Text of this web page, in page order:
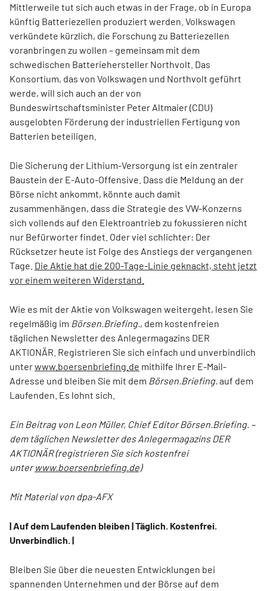
Mittlerweile tut sich auch etwas in der Frage, ob in Europa
künftig Batteriezellen produziert werden. Volkswagen
verkündete kürzlich, die Forschung zu Batteriezellen
voranbringen zu wollen – gemeinsam mit dem
schwedischen Batteriehersteller Northvolt. Das
Konsortium, das von Volkswagen und Northvolt geführt
werde, will sich auch an der von
Bundeswirtschaftsminister Peter Altmaier (CDU)
ausgelobten Förderung der industriellen Fertigung von
Batterien beteiligen.
Die Sicherung der Lithium-Versorgung ist ein zentraler
Baustein der E-Auto-Offensive. Dass die Meldung an der
Börse nicht ankommt, könnte auch damit
zusammenhängen, dass die Strategie des VW-Konzerns
sich vollends auf den Elektroantrieb zu fokussieren nicht
nur Befürworter findet. Oder viel schlichter: Der
Rücksetzer heute ist Folge des Anstiegs der vergangenen
Tage. Die Aktie hat die 200-Tage-Linie geknackt, steht jetzt
vor einem weiteren Widerstand.
Wie es mit der Aktie von Volkswagen weitergeht, lesen Sie
regelmäßig im Börsen.Briefing. , dem kostenfreien
täglichen Newsletter des Anlegermagazins DER
AKTIONÄR. Registrieren Sie sich einfach und unverbindlich
unterwww.boersenbriefing.de mithilfe Ihrer E-Mail-
Adresse und bleiben Sie mit dem Börsen.Briefing. auf dem
Laufenden. Es lohnt sich.
Ein Beitrag von Leon Müller, Chief Editor Börsen.Briefing. –
dem täglichen Newsletter des Anlegermagazins DER
AKTIONÄR (registrieren Sie sich kostenfrei
unterwww.boersenbriefing.de)
Mit Material von dpa-AFX
| Auf dem Laufenden bleiben | Täglich. Kostenfrei.
Unverbindlich. |
Bleiben Sie über die neuesten Entwicklungen bei
spannenden Unternehmen und der Börse auf dem